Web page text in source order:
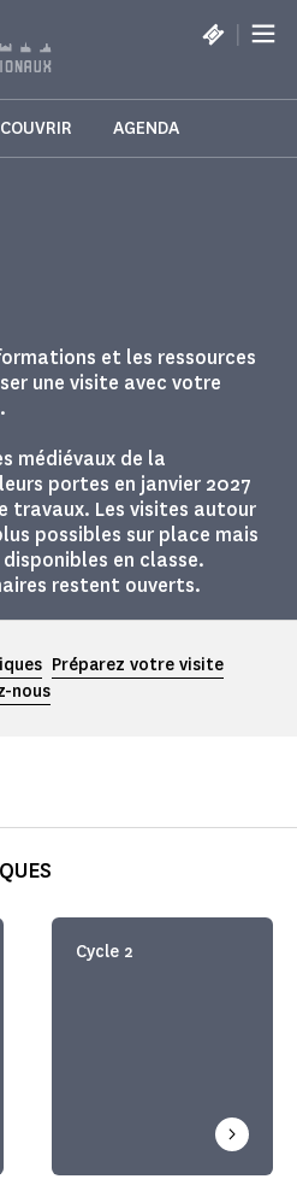
|
AGENDA
et les ressources
une visite avec votre
médiévaux de la
portes en janvier 2027
travaux. Les visites autour
possibles sur place mais
en classe.
restent ouverts.
Préparez votre visite
nous
Cycle 2